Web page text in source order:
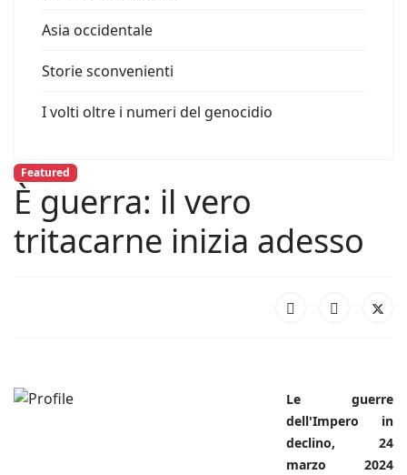
Asia occidentale
Storie sconvenienti
I volti oltre i numeri del genocidio
Featured
È guerra: il vero
tritacarne inizia adesso
Le guerre
dell'Impero in
declino, 24
marzo 2024